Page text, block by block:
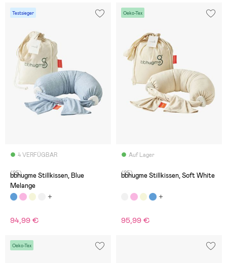
Testsieger
4 VERFÜGBAR
(25)
bbhugme Stillkissen, Blue
Melange
94,99 €
Oeko-Tex
Auf Lager
(25)
bbhugme Stillkissen, Soft White
95,99 €
Oeko-Tex